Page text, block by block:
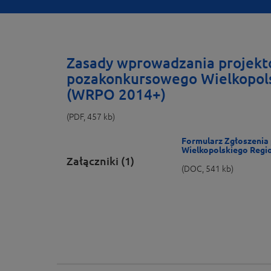
Zasady wprowadzania
pozakonkursowego
(WRPO 2014+)
(PDF, 457 kb)
Załączniki (1)
Formularz
Wielkopolskiego
(DOC, 541 kb)